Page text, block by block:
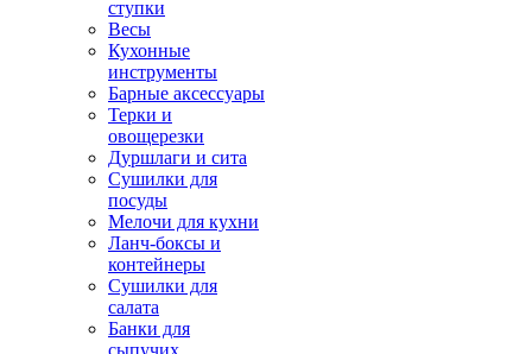
ступки
Весы
Кухонные
инструменты
Барные аксессуары
Терки и
овощерезки
Дуршлаги и сита
Сушилки для
посуды
Мелочи для кухни
Ланч-боксы и
контейнеры
Сушилки для
салата
Банки для
сыпучих